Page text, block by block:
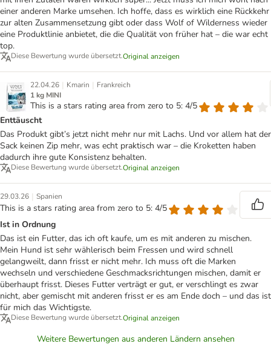
einer anderen Marke umsehen. Ich hoffe, dass es wirklich eine Rückkehr
zur alten Zusammensetzung gibt oder dass Wolf of Wilderness wieder
eine Produktlinie anbietet, die die Qualität von früher hat – die war echt
top.
Diese Bewertung wurde übersetzt.Original anzeigen
22.04.26 | Kmarin | Frankreich
1 kg MINI
This is a stars rating area from zero to 5: 4/5
Enttäuscht
Das Produkt gibt’s jetzt nicht mehr nur mit Lachs. Und vor allem hat der
Sack keinen Zip mehr, was echt praktisch war – die Kroketten haben
dadurch ihre gute Konsistenz behalten.
Diese Bewertung wurde übersetzt.Original anzeigen
29.03.26 | Spanien
This is a stars rating area from zero to 5: 4/5
Ist in Ordnung
Das ist ein Futter, das ich oft kaufe, um es mit anderen zu mischen.
Mein Hund ist sehr wählerisch beim Fressen und wird schnell
gelangweilt, dann frisst er nicht mehr. Ich muss oft die Marken
wechseln und verschiedene Geschmacksrichtungen mischen, damit er
überhaupt frisst. Dieses Futter verträgt er gut, er verschlingt es zwar
nicht, aber gemischt mit anderen frisst er es am Ende doch – und das ist
für mich das Wichtigste.
Diese Bewertung wurde übersetzt.Original anzeigen
Weitere Bewertungen aus anderen Ländern ansehen